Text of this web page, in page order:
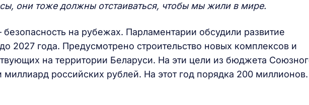
они тоже должны отстаиваться, чтобы мы жили в мире.
безопасность на рубежах. Парламентарии обсудили развитие
2027 года. Предусмотрено строительство новых комплексов и
на территории Беларуси. На эти цели из бюджета
миллиард российских рублей. На этот год порядка 200 миллионов.